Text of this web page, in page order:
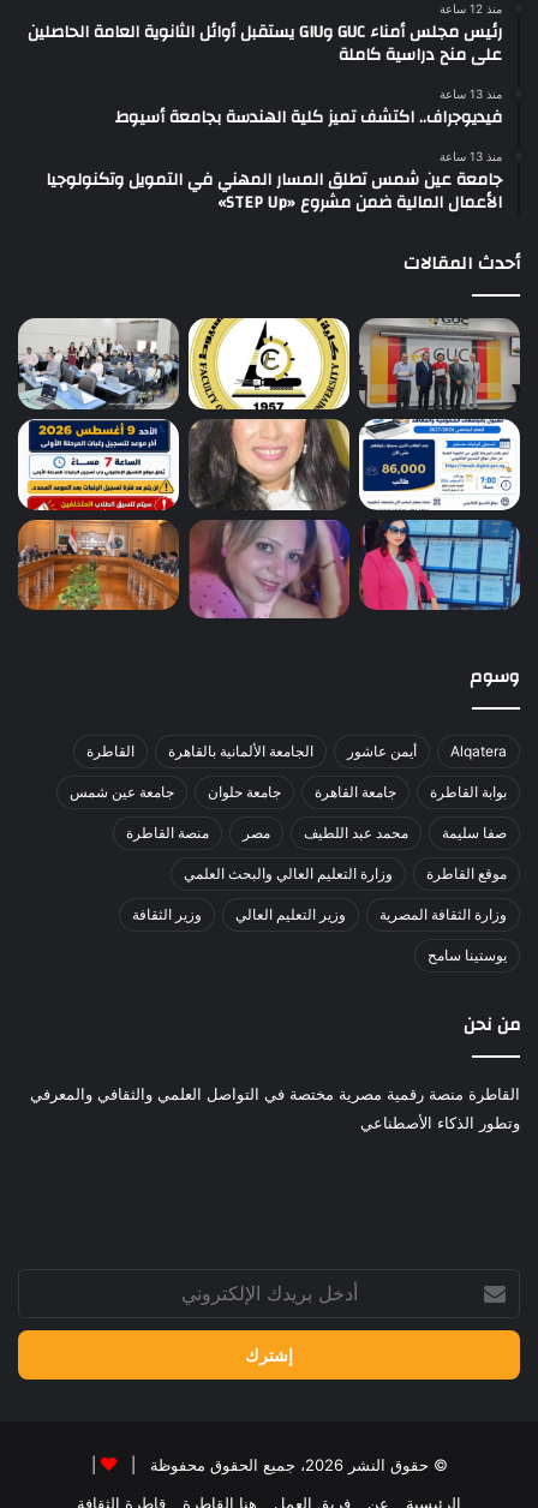
منذ 12 ساعة
رئيس مجلس أمناء GUC وGIU يستقبل أوائل الثانوية العامة الحاصلين
على منح دراسية كاملة
منذ 13 ساعة
فيديوجراف.. اكتشف تميز كلية الهندسة بجامعة أسيوط
منذ 13 ساعة
جامعة عين شمس تطلق المسار المهني في التمويل وتكنولوجيا
الأعمال المالية ضمن مشروع «STEP Up»
أحدث المقالات
وسوم
Alqatera أيمن عاشور الجامعة الألمانية بالقاهرة القاطرة
بوابة القاطرة جامعة القاهرة جامعة حلوان جامعة عين شمس
صفا سليمة محمد عبد اللطيف مصر منصة القاطرة
موقع القاطرة وزارة التعليم العالي والبحث العلمي
وزارة الثقافة المصرية وزير التعليم العالي وزير الثقافة
يوستينا سامح
من نحن
القاطرة منصة رقمية مصرية مختصة في التواصل العلمي والثقافي والمعرفي
وتطور الذكاء الأصطناعي
بريدك
الإلكتروني
© حقوق النشر 2026، جميع الحقوق محفوظة |
الرئيسية
عن فريق العمل هنا القاطرة قاطرة الثقافة